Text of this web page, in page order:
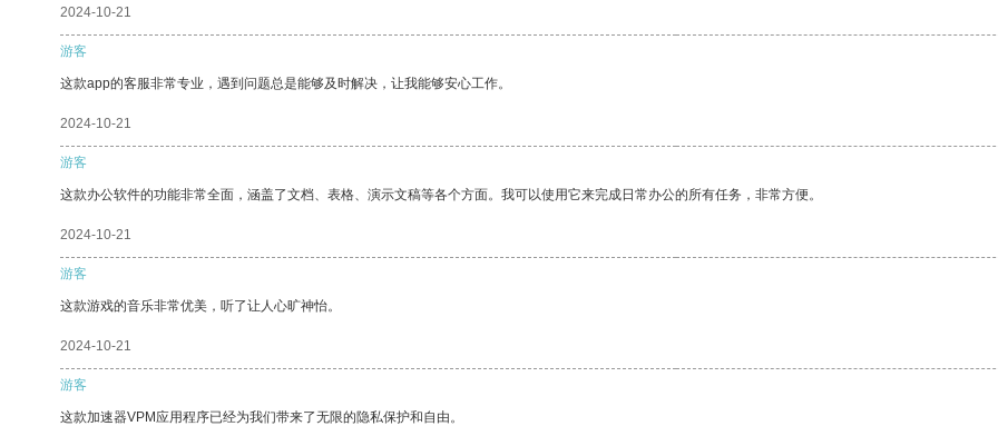
2024-10-21
游客
这款app的客服非常专业，遇到问题总是能够及时解决，让我能够安心工作。
2024-10-21
游客
这款办公软件的功能非常全面，涵盖了文档、表格、演示文稿等各个方面。我可以使用它来完成日常办公的所有任务，非常方便。
2024-10-21
游客
这款游戏的音乐非常优美，听了让人心旷神怡。
2024-10-21
游客
这款加速器VPM应用程序已经为我们带来了无限的隐私保护和自由。